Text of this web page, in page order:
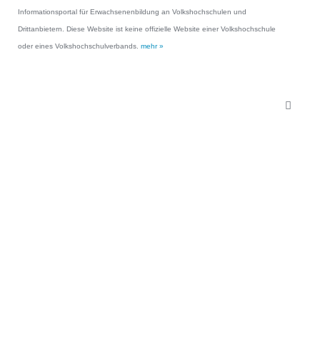
Informationsportal für Erwachsenenbildung an Volkshochschulen und
Drittanbietern. Diese Website ist keine offizielle Website einer Volkshochschule
oder eines Volkshochschulverbands. mehr »